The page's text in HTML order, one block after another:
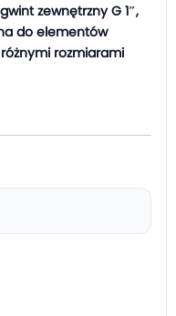
zewnętrzny G 1″,
do elementów
rozmiarami